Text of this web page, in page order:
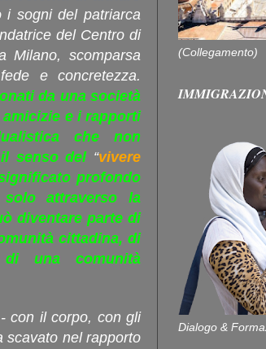
i sogni del patriarca
del Centro di
Milano, scomparsa
e concretezza.
da una società
e i rapporti
che non
senso del“vivere
profondo
attraverso la
diventare parte di
cittadina, di
una comunità
con il corpo, con gli
scavato nel rapporto
(Collegamento)
Dialogo &